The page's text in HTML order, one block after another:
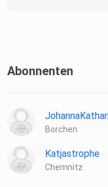
Abonnenten
Borchen
Katjastrophe
Chemnitz